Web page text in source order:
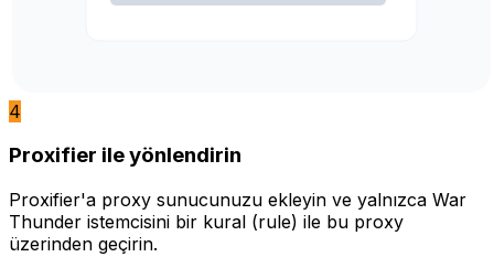
4
Proxifier ile yönlendirin
Proxifier'a proxy sunucunuzu ekleyin ve yalnızca War
Thunder istemcisini bir kural (rule) ile bu proxy
üzerinden geçirin.